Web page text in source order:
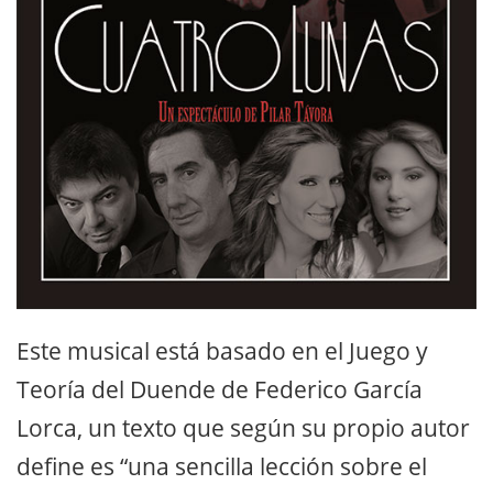
Este musical está basado en el Juego y
Teoría del Duende de Federico García
Lorca, un texto que según su propio autor
define es “una sencilla lección sobre el